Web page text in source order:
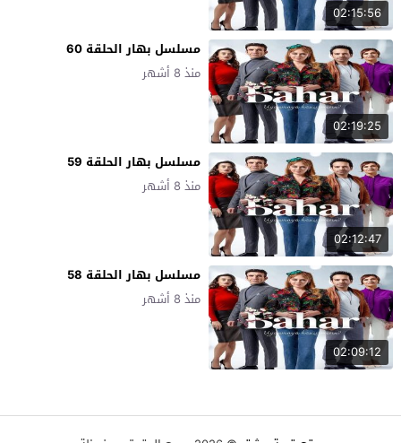
02:15:56
02:19:25
مسلسل بهار الحلقة 60
منذ 8 أشهر
02:12:47
مسلسل بهار الحلقة 59
منذ 8 أشهر
02:09:12
مسلسل بهار الحلقة 58
منذ 8 أشهر